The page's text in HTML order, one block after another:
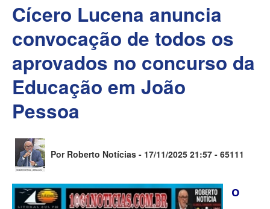
Cícero Lucena anuncia
convocação de todos os
aprovados no concurso da
Educação em João
Pessoa
Por Roberto Notícias - 17/11/2025 21:57 - 65111
O